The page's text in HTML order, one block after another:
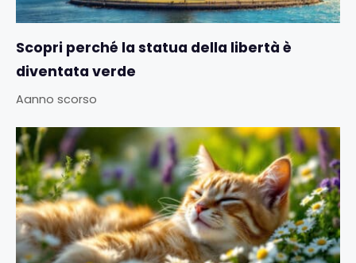
Scopri perché la statua della libertà è
diventata verde
Aanno scorso